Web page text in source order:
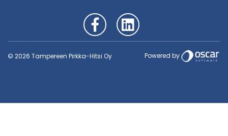
© 2026 Tampereen Pirkka-Hitsi Oy Powered by